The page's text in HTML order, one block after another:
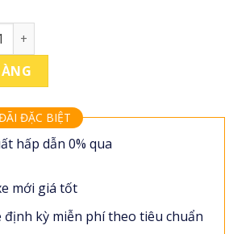
bán tự động Yale MP20 số lượng
ĐẶC BIỆT
hấp dẫn 0% qua
mới giá tốt
định kỳ miễn phí theo tiêu chuẩn